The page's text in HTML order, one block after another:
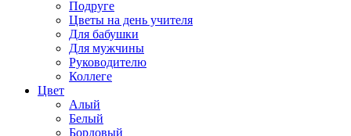
Подруге
Цветы на день учителя
Для бабушки
Для мужчины
Руководителю
Коллеге
Цвет
Алый
Белый
Бордовый